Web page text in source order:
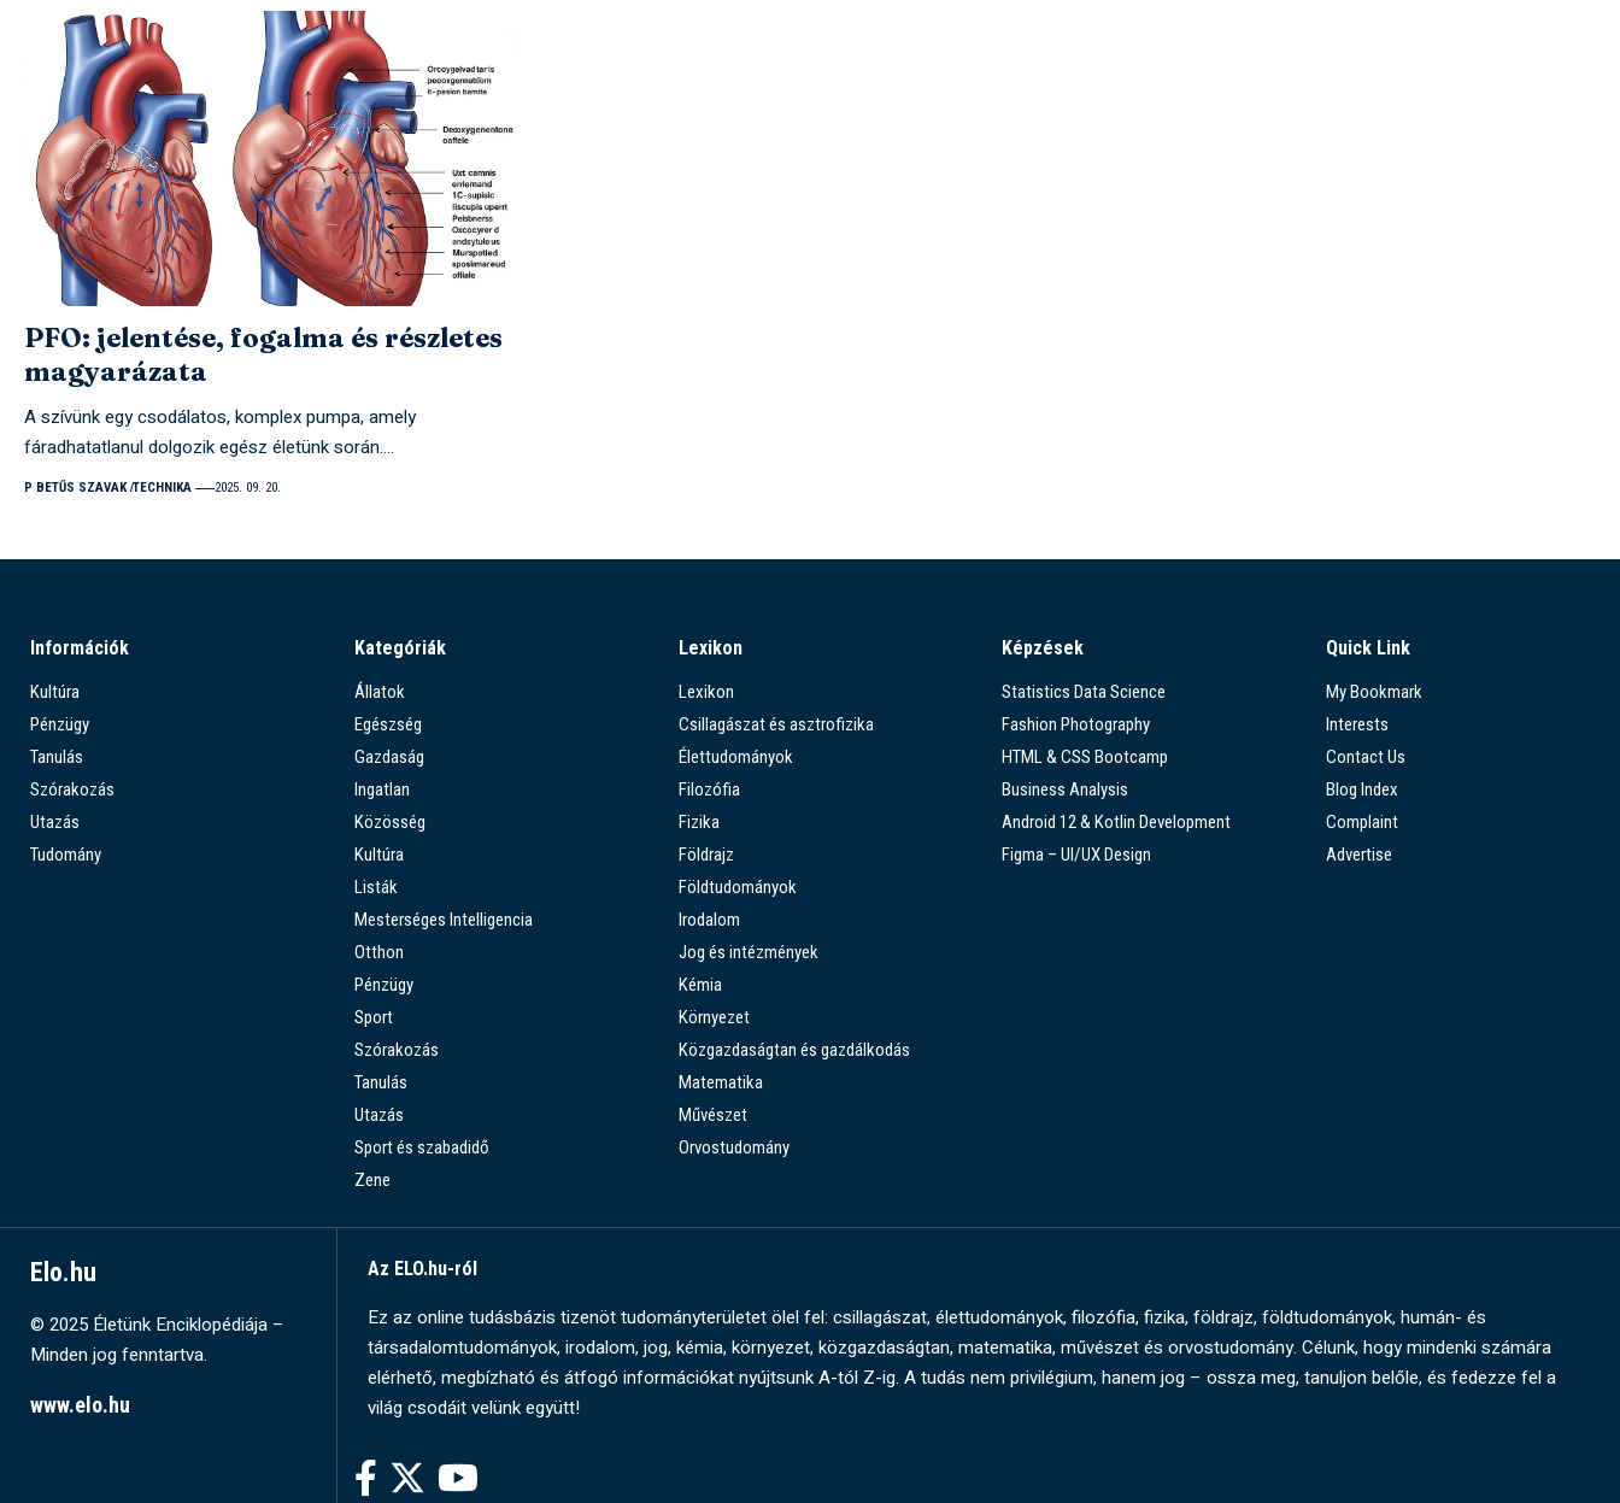
PFO: jelentése, fogalma és részletes
magyarázata
A szívünk egy csodálatos, komplex pumpa, amely
fáradhatatlanul dolgozik egész életünk során.…
P BETŰS SZAVAK TECHNIKA 2025. 09. 20.
Információk
Kultúra
Pénzügy
Tanulás
Szórakozás
Utazás
Tudomány
Kategóriák
Állatok
Egészség
Gazdaság
Ingatlan
Közösség
Kultúra
Listák
Mesterséges Intelligencia
Otthon
Pénzügy
Sport
Szórakozás
Tanulás
Utazás
Sport és szabadidő
Zene
Lexikon
Lexikon
Csillagászat és asztrofizika
Élettudományok
Filozófia
Fizika
Földrajz
Földtudományok
Irodalom
Jog és intézmények
Kémia
Környezet
Közgazdaságtan és gazdálkodás
Matematika
Művészet
Orvostudomány
Képzések
Statistics Data Science
Fashion Photography
HTML & CSS Bootcamp
Business Analysis
Android 12 & Kotlin Development
Figma – UI/UX Design
Quick Link
My Bookmark
Interests
Contact Us
Blog Index
Complaint
Advertise
Elo.hu
© 2025 Életünk Enciklopédiája –
Minden jog fenntartva.
www.elo.hu
Az ELO.hu-ról
Ez az online tudásbázis tizenöt tudományterületet ölel fel: csillagászat, élettudományok, filozófia, fizika, földrajz, földtudományok, humán- és
társadalomtudományok, irodalom, jog, kémia, környezet, közgazdaságtan, matematika, művészet és orvostudomány. Célunk, hogy mindenki számára
elérhető, megbízható és átfogó információkat nyújtsunk A-tól Z-ig. A tudás nem privilégium, hanem jog – ossza meg, tanuljon belőle, és fedezze fel a
világ csodáit velünk együtt!